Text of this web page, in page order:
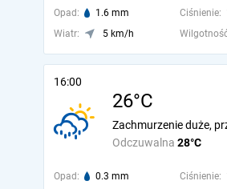
Opad: 1.6 mm Ciśnienie:
Wiatr:
5 km/h
16:00
26°C
Odczuwalna 28°C
Zachmurzenie duże,
Opad: 0.3 mm Ciśnienie: